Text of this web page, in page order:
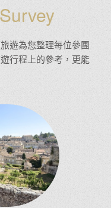
遊為您整理每位參團
行程上的參考，更能